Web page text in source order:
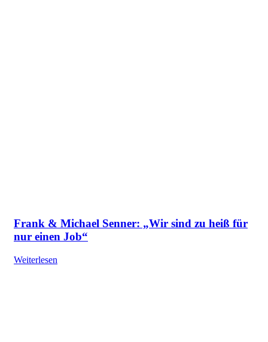
Frank & Michael Senner: „Wir sind zu heiß für
nur einen Job“
Weiterlesen